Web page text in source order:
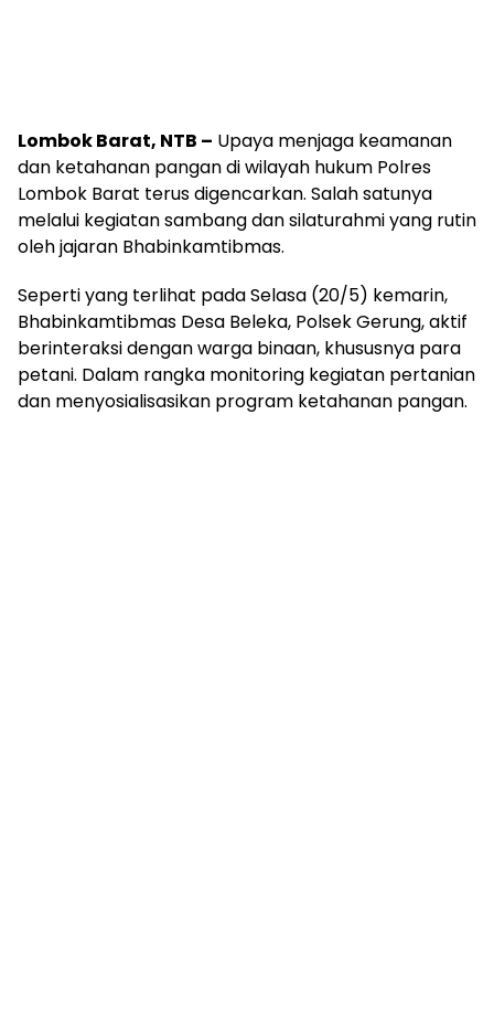
Lombok Barat, NTB – Upaya menjaga keamanan
dan ketahanan pangan di wilayah hukum Polres
Lombok Barat terus digencarkan. Salah satunya
melalui kegiatan sambang dan silaturahmi yang rutin
oleh jajaran Bhabinkamtibmas.
Seperti yang terlihat pada Selasa (20/5) kemarin,
Bhabinkamtibmas Desa Beleka, Polsek Gerung, aktif
berinteraksi dengan warga binaan, khususnya para
petani. Dalam rangka monitoring kegiatan pertanian
dan menyosialisasikan program ketahanan pangan.